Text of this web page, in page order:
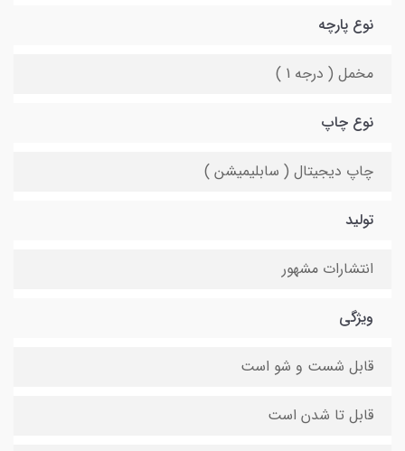
نوع پارچه
مخمل ( درجه 1 )
نوع چاپ
چاپ دیجیتال ( سابلیمیشن )
تولید
انتشارات مشهور
ویژگی
قابل شست و شو است
قابل تا شدن است